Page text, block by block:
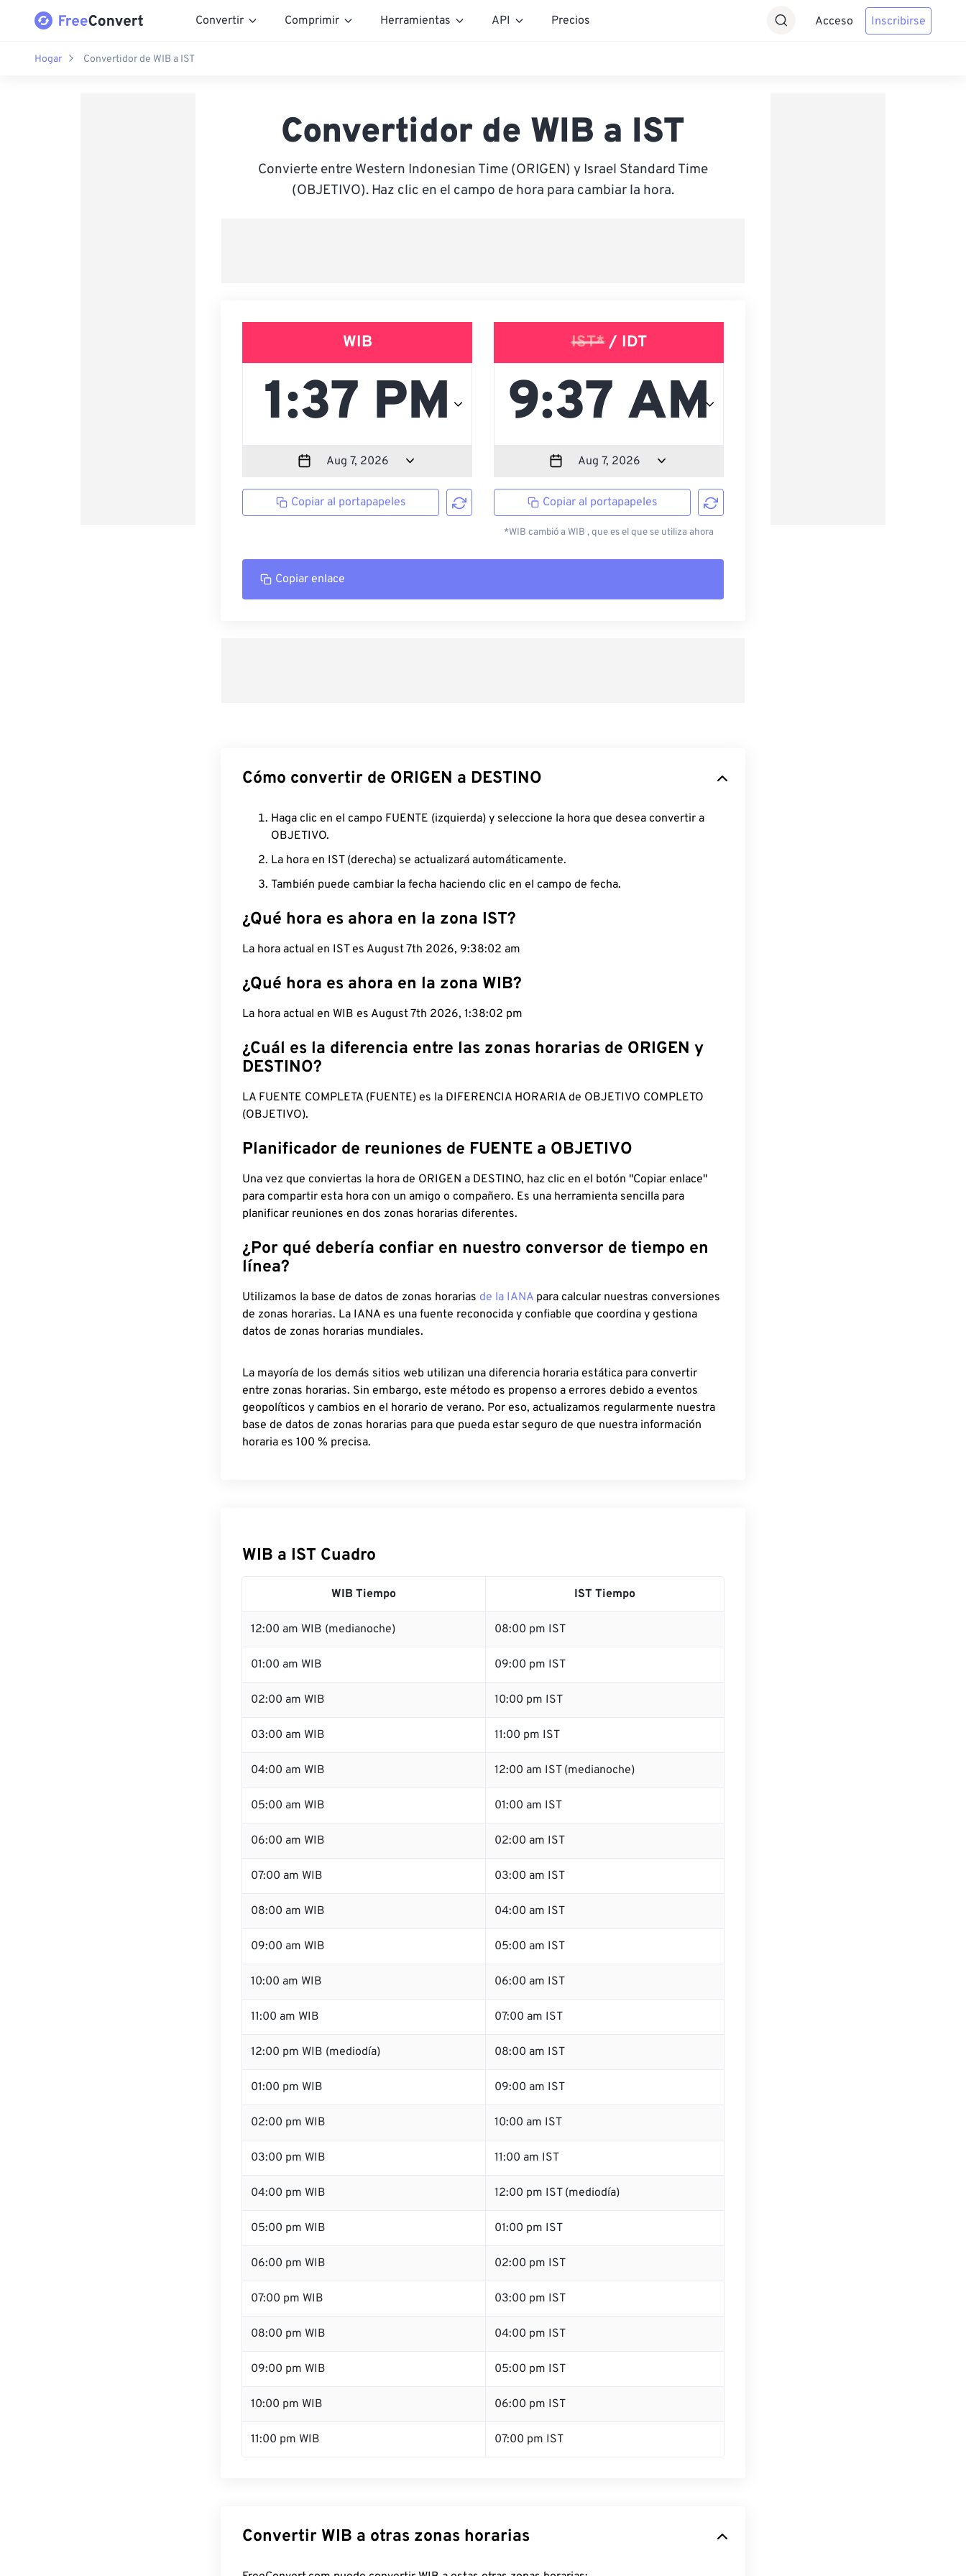
Convertir Comprimir Herramientas API Precios Acceso Inscribirse
Hogar Convertidor de WIB a IST
Convertidor de WIB a IST
Convierte entre Western Indonesian Time (ORIGEN) y Israel Standard Time
(OBJETIVO). Haz clic en el campo de hora para cambiar la hora.
WIB
Copiar al portapapeles
IST*/ IDT
Copiar al portapapeles
*WIB cambió a WIB , que es el que se utiliza ahora
Copiar enlace
Cómo convertir de ORIGEN a DESTINO
Haga clic en el campo FUENTE (izquierda) y seleccione la hora que desea convertir a
OBJETIVO.
La hora en IST (derecha) se actualizará automáticamente.
También puede cambiar la fecha haciendo clic en el campo de fecha.
¿Qué hora es ahora en la zona IST?
La hora actual en IST es August 7th 2026, 9:38:03 am
¿Qué hora es ahora en la zona WIB?
La hora actual en WIB es August 7th 2026, 1:38:03 pm
¿Cuál es la diferencia entre las zonas horarias de ORIGEN y
DESTINO?
LA FUENTE COMPLETA (FUENTE) es la DIFERENCIA HORARIA de OBJETIVO COMPLETO
(OBJETIVO).
Planificador de reuniones de FUENTE a OBJETIVO
Una vez que conviertas la hora de ORIGEN a DESTINO, haz clic en el botón "Copiar enlace"
para compartir esta hora con un amigo o compañero. Es una herramienta sencilla para
planificar reuniones en dos zonas horarias diferentes.
¿Por qué debería confiar en nuestro conversor de tiempo en
línea?
Utilizamos la base de datos de zonas horarias de la IANA para calcular nuestras conversiones
de zonas horarias. La IANA es una fuente reconocida y confiable que coordina y gestiona
datos de zonas horarias mundiales.
La mayoría de los demás sitios web utilizan una diferencia horaria estática para convertir
entre zonas horarias. Sin embargo, este método es propenso a errores debido a eventos
geopolíticos y cambios en el horario de verano. Por eso, actualizamos regularmente nuestra
base de datos de zonas horarias para que pueda estar seguro de que nuestra información
horaria es 100 % precisa.
WIB a IST Cuadro
WIB Tiempo IST Tiempo
12:00 am WIB (medianoche) 08:00 pm IST
01:00 am WIB 09:00 pm IST
02:00 am WIB 10:00 pm IST
03:00 am WIB 11:00 pm IST
04:00 am WIB 12:00 am IST (medianoche)
05:00 am WIB 01:00 am IST
06:00 am WIB 02:00 am IST
07:00 am WIB 03:00 am IST
08:00 am WIB 04:00 am IST
09:00 am WIB 05:00 am IST
10:00 am WIB 06:00 am IST
11:00 am WIB 07:00 am IST
12:00 pm WIB (mediodía) 08:00 am IST
01:00 pm WIB 09:00 am IST
02:00 pm WIB 10:00 am IST
03:00 pm WIB 11:00 am IST
04:00 pm WIB 12:00 pm IST (mediodía)
05:00 pm WIB 01:00 pm IST
06:00 pm WIB 02:00 pm IST
07:00 pm WIB 03:00 pm IST
08:00 pm WIB 04:00 pm IST
09:00 pm WIB 05:00 pm IST
10:00 pm WIB 06:00 pm IST
11:00 pm WIB 07:00 pm IST
Convertir WIB a otras zonas horarias